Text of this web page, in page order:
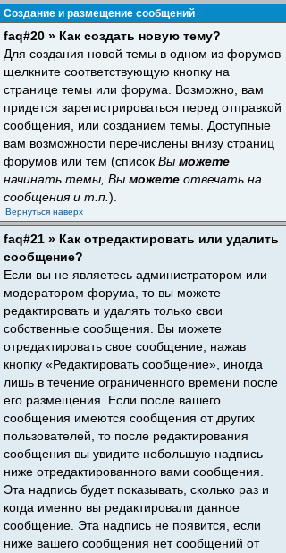
Создание и размещение сообщений
faq#20 » Как создать новую тему?
Для создания новой темы в одном из форумов
щелкните соответствующую кнопку на
странице темы или форума. Возможно, вам
придется зарегистрироваться перед отправкой
сообщения, или созданием темы. Доступные
вам возможности перечислены внизу страниц
форумов или тем (список Вы можете
начинать темы, Вы можете отвечать на
сообщения и т.п. ).
Вернуться наверх
faq#21 » Как отредактировать или удалить
сообщение?
Если вы не являетесь администратором или
модератором форума, то вы можете
редактировать и удалять только свои
собственные сообщения. Вы можете
отредактировать свое сообщение, нажав
кнопку «Редактировать сообщение», иногда
лишь в течение ограниченного времени после
его размещения. Если после вашего
сообщения имеются сообщения от других
пользователей, то после редактирования
сообщения вы увидите небольшую надпись
ниже отредактированного вами сообщения.
Эта надпись будет показывать, сколько раз и
когда именно вы редактировали данное
сообщение. Эта надпись не появится, если
ниже вашего сообщения нет сообщений от